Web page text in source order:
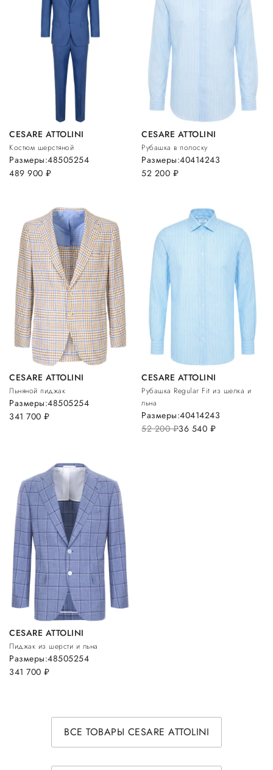
CESARE ATTOLINI
Костюм шерстяной
489 900 руб.
Размеры:48505254
CESARE ATTOLINI
Рубашка в полоску
52 200 руб.
Размеры:40414243
CESARE ATTOLINI
Льняной пиджак
341 700 руб.
Размеры:48505254
CESARE ATTOLINI
Рубашка Regular Fit из шелка и
льна
52 200руб.36 540 руб.
Размеры:40414243
CESARE ATTOLINI
Пиджак из шерсти и льна
341 700 руб.
Размеры:48505254
ВСЕ ТОВАРЫ CESARE ATTOLINI